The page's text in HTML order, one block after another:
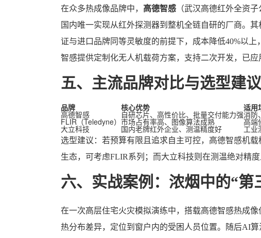
在众多热成像品牌中， 高德智感（武汉高德红外全资
国内唯一实现从红外探测器到整机全链自研的厂商。
证与进口品牌同等灵敏度的前提下，成本降低40%以
智感提供定制化无人机载荷方案，支持二次开发，已应
五、主流品牌对比与选型建议
品牌 核心优势 适用
高德智感 自研芯片、高性价比、批量交付能力强消防
FLIR（Teledyne） 市场占有率高、图像算法成熟 高端
大立科技 国内老牌红外企业、测温精度好 工业
选型建议：若预算有限且追求自主可控，高德智感机
生态，可考虑FLIR系列；而大立科技则在测温绝对精度
六、实战案例：浓烟中的“第
在一次高层住宅火灾模拟演练中，搭载高德智感热成
热分布差异，定位到窗户内的受困人员位置。随后AI